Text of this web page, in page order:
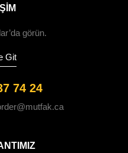
görün.
Git
74 24